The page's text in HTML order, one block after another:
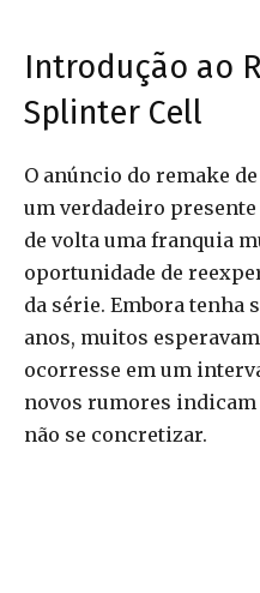
Introdução ao
Splinter Cell
O anúncio do remake de
um verdadeiro
de volta uma franquia
oportunidade de
da série. Embora tenha
anos, muitos
ocorresse em um
novos rumores indicam
não se concretizar.